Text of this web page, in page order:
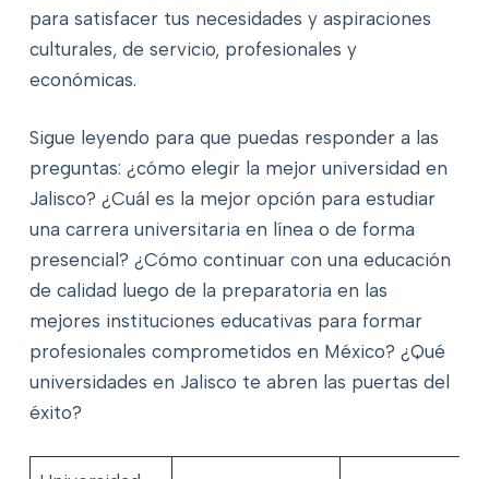
para satisfacer tus necesidades y aspiraciones
culturales, de servicio, profesionales y
económicas.
Sigue leyendo para que puedas responder a las
preguntas: ¿cómo elegir la mejor universidad en
Jalisco? ¿Cuál es la mejor opción para estudiar
una carrera universitaria en línea o de forma
presencial? ¿Cómo continuar con una educación
de calidad luego de la preparatoria en las
mejores instituciones educativas para formar
profesionales comprometidos en México? ¿Qué
universidades en Jalisco te abren las puertas del
éxito?